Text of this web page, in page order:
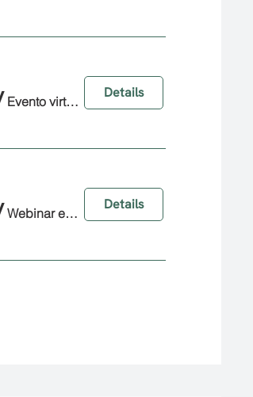
Evento virtual en Zoom
Details
Webinar en Zoom
Details